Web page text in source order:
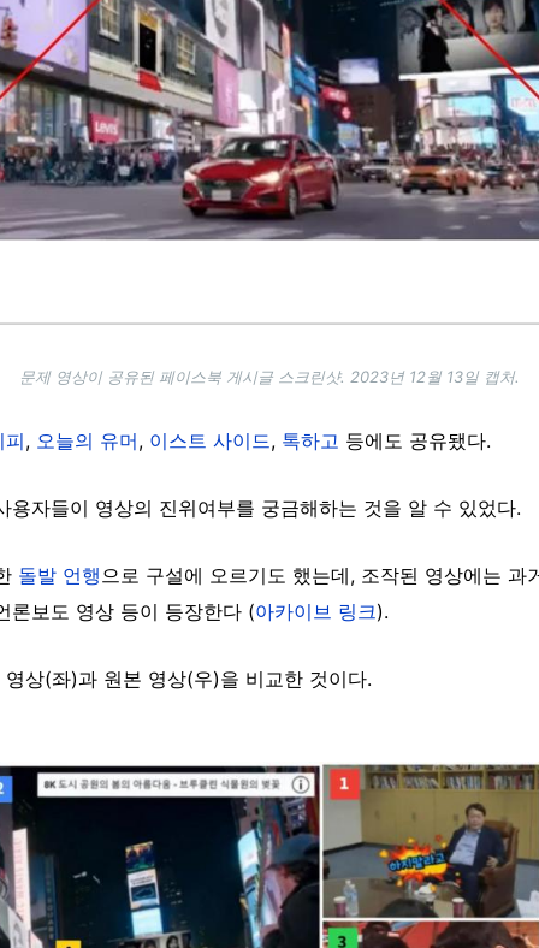
문제 영상이 공유된 페이스북 게시글 스크린샷. 2023년 12월 13일 캡처.
피, 오늘의 유머, 이스트 사이드, 톡하고 등에도 공유됐다.
자들이 영상의 진위여부를 궁금해하는 것을 알 수 있었다.
돌발 언행 으로 구설에 오르기도 했는데, 조작된 영상에는
론보도 영상 등이 등장한다 (아카이브 링크).
상(좌)과 원본 영상(우)을 비교한 것이다.